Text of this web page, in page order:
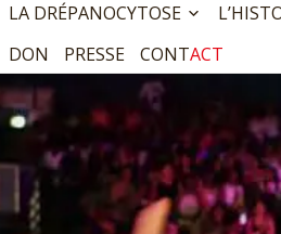
LA DRÉPANOCYTOSE
DON
PRESSE CONTACT